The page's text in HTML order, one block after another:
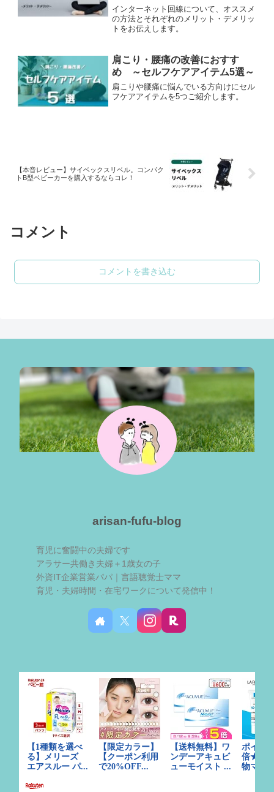
ー × 光回線」それぞれの違いと
メリット・デメリット
インターネット回線について、オススメ
の方法とそれぞれのメリット・デメリッ
トをお伝えします。
肩こり・腰痛の改善におすす
め ～セルフケアアイテム5選～
肩こりや腰痛に悩んでいる方向けにセル
フケアアイテムを5つご紹介します。
【本音レビュー】サイベックスリベル。コンパク
トB型ベビーカーを購入するならコレ！
コメント
コメントを書き込む
arisan-fufu-blog
育児に奮闘中の夫婦です
アラサー共働き夫婦＋1歳女の子
外資IT企業営業パパ｜言語聴覚士ママ
育児・夫婦時間・在宅ワークについて発信中！